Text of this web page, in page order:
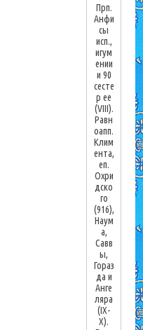
Прп.
Анфи
сы
исп.,
игум
ении
и 90
сесте
р ее
(VIII).
Равн
оапп.
Клим
ента,
еп.
Охри
дско
го
(916),
Наум
а,
Савв
ы,
Гораз
да и
Анге
ляра
(IX-
X).